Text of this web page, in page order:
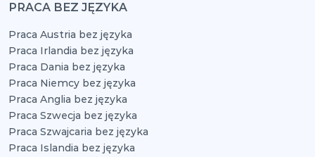
PRACA BEZ JĘZYKA
Praca Austria bez języka
Praca Irlandia bez języka
Praca Dania bez języka
Praca Niemcy bez języka
Praca Anglia bez języka
Praca Szwecja bez języka
Praca Szwajcaria bez języka
Praca Islandia bez języka